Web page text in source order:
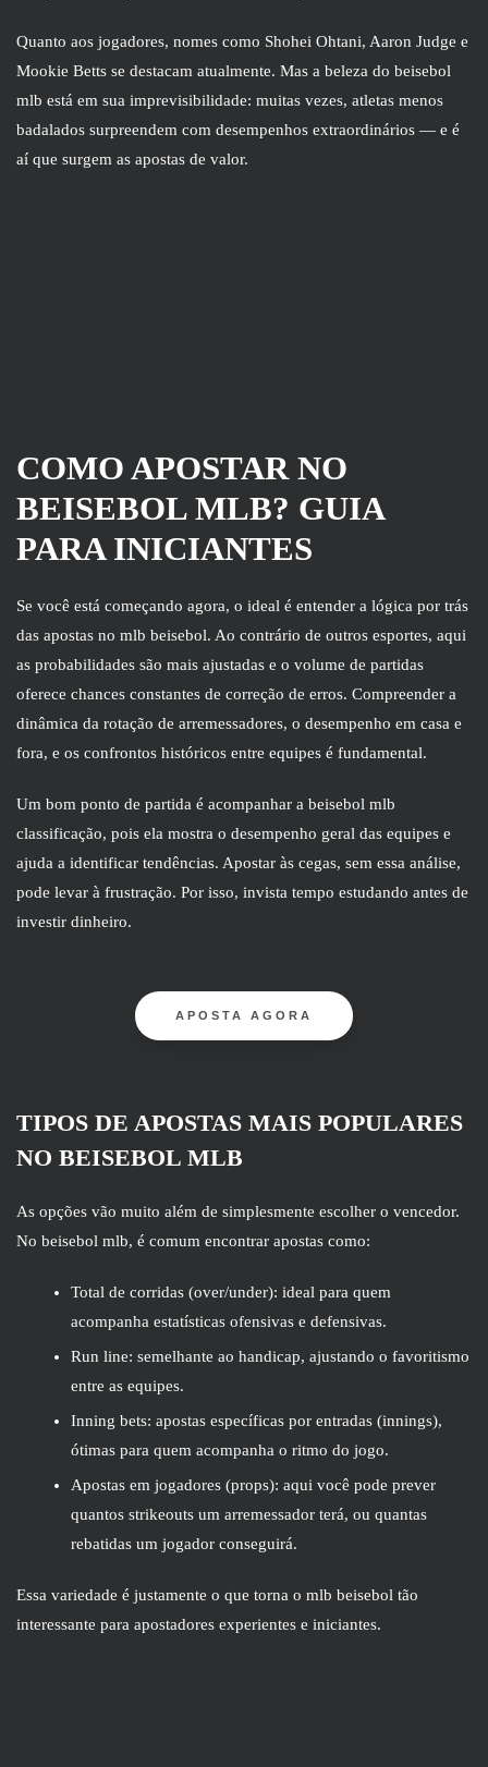
Quanto aos jogadores, nomes como Shohei Ohtani, Aaron Judge e
Mookie Betts se destacam atualmente. Mas a beleza do beisebol
mlb está em sua imprevisibilidade: muitas vezes, atletas menos
badalados surpreendem com desempenhos extraordinários — e é
aí que surgem as apostas de valor.
COMO APOSTAR NO
BEISEBOL MLB? GUIA
PARA INICIANTES
Se você está começando agora, o ideal é entender a lógica por trás
das apostas no mlb beisebol. Ao contrário de outros esportes, aqui
as probabilidades são mais ajustadas e o volume de partidas
oferece chances constantes de correção de erros. Compreender a
dinâmica da rotação de arremessadores, o desempenho em casa e
fora, e os confrontos históricos entre equipes é fundamental.
Um bom ponto de partida é acompanhar a beisebol mlb
classificação, pois ela mostra o desempenho geral das equipes e
ajuda a identificar tendências. Apostar às cegas, sem essa análise,
pode levar à frustração. Por isso, invista tempo estudando antes de
investir dinheiro.
APOSTA AGORA
TIPOS DE APOSTAS MAIS POPULARES
NO BEISEBOL MLB
As opções vão muito além de simplesmente escolher o vencedor.
No beisebol mlb, é comum encontrar apostas como:
Total de corridas (over/under): ideal para quem
acompanha estatísticas ofensivas e defensivas.
Run line: semelhante ao handicap, ajustando o favoritismo
entre as equipes.
Inning bets: apostas específicas por entradas (innings),
ótimas para quem acompanha o ritmo do jogo.
Apostas em jogadores (props): aqui você pode prever
quantos strikeouts um arremessador terá, ou quantas
rebatidas um jogador conseguirá.
Essa variedade é justamente o que torna o mlb beisebol tão
interessante para apostadores experientes e iniciantes.